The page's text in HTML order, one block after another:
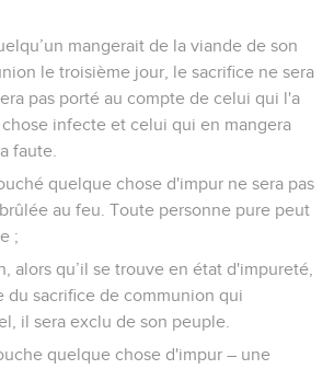
mangerait de la viande de son
le troisième jour, le sacrifice ne sera
pas porté au compte de celui qui l'a
infecte et celui qui en mangera
faute.
quelque chose d'impur ne sera pas
au feu. Toute personne pure peut
;
alors qu’il se trouve en état d'impureté,
du sacrifice de communion qui
il sera exclu de son peuple.
quelque chose d'impur – une